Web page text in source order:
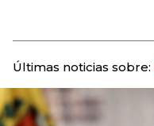
Últimas noticias sobre: